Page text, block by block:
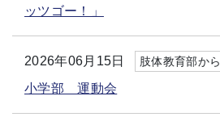
ッツゴー！」
2026年06月15日 肢体教育部から
小学部 運動会